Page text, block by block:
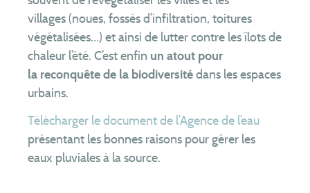
FAQ
Actualités
Contact
villages (noues, fossés d’infiltration, toitures
végétalisées…) et ainsi de lutter contre les îlots de
chaleur l’été. C’est enfin un atout pour
la reconquête de la biodiversitédans les espaces
urbains.
Télécharger le document de l’Agence de l’eau
présentant les bonnes raisons pour gérer les
eaux pluviales à la source.